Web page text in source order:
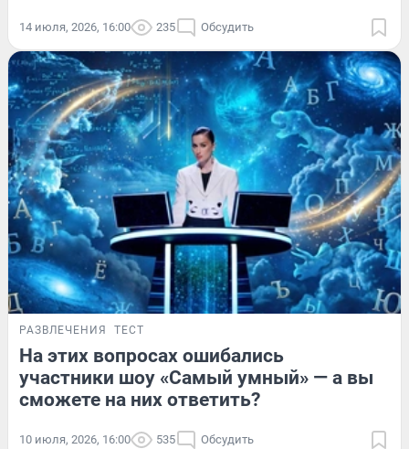
14 июля, 2026, 16:00 235 Обсудить
РАЗВЛЕЧЕНИЯ ТЕСТ
На этих вопросах ошибались
участники шоу «Самый умный» — а вы
сможете на них ответить?
10 июля, 2026, 16:00 535 Обсудить